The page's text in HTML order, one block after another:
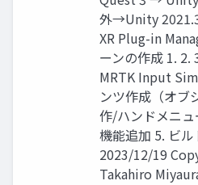
外→Unity
XR Plug-in
ーンの作成 1. 2.
MRTK Input
ンツ作成（オブ
作/ハンドメニ
機能追加 5. ビ
2023/12/19
Takahiro